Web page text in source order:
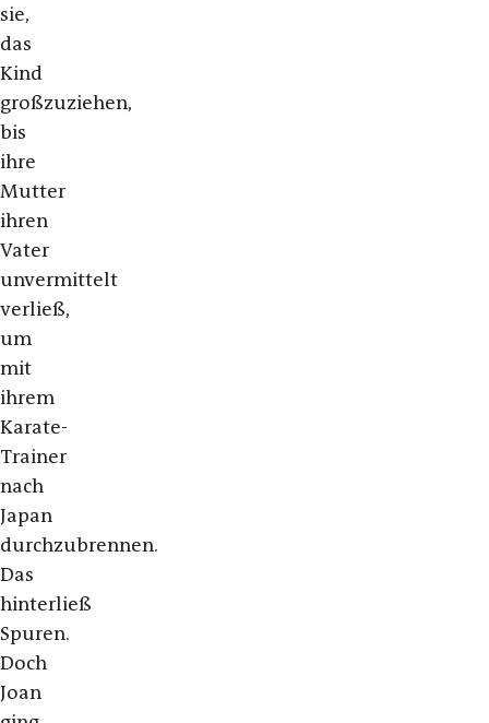
sie,
das
Kind
großzuziehen,
bis
ihre
Mutter
ihren
Vater
unvermittelt
verließ,
um
mit
ihrem
Karate-
Trainer
nach
Japan
durchzubrennen.
Das
hinterließ
Spuren.
Doch
Joan